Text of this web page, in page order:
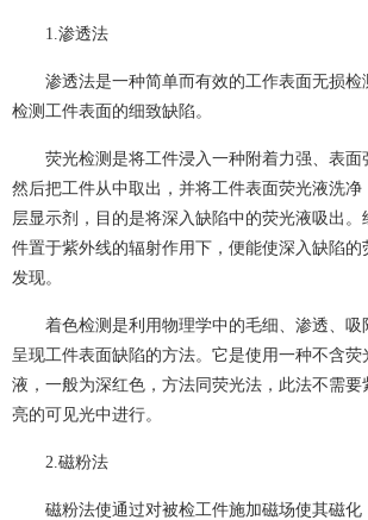
1.渗透法
渗透法是一种简单而有效的工作表面无损检
检测工件表面的细致缺陷。
荧光检测是将工件浸入一种附着力强、表面
然后把工件从中取出，并将工件表面荧光液洗
层显示剂，目的是将深入缺陷中的荧光液吸出。
件置于紫外线的辐射作用下，便能使深入缺陷的
发现。
着色检测是利用物理学中的毛细、渗透、吸
呈现工件表面缺陷的方法。它是使用一种不含荧
液，一般为深红色，方法同荧光法，此法不需要
亮的可见光中进行。
2.磁粉法
磁粉法使通过对被检工件施加磁场使其磁化